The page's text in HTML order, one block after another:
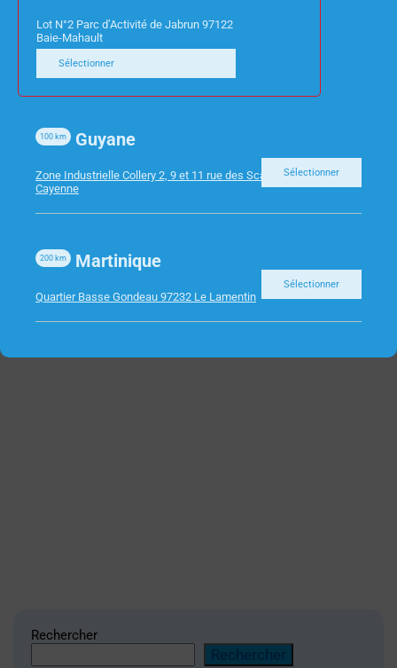
Rechercher
Lot N°2 Parc d’Activité de Jabrun 97122
Baie-Mahault
Sélectionner
Guyane
100 km
Zone Industrielle Collery 2, 9 et 11 rue des Scarabees 97300
Cayenne
Sélectionner
Martinique
200 km
Quartier Basse Gondeau 97232 Le Lamentin
Sélectionner